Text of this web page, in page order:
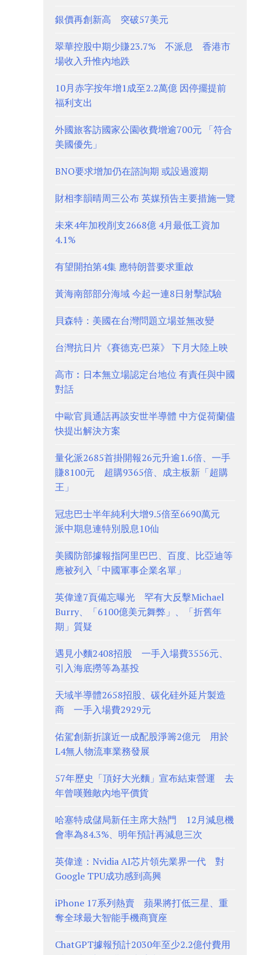
銀價再創新高 突破57美元
翠華控股中期少賺23.7% 不派息 香港市
場收入升惟內地跌
10月赤字按年增1成至2.2萬億 因停擺提前
福利支出
外國旅客訪國家公園收費增逾700元 「符合
美國優先」
BNO要求增加仍在諮詢期 或設過渡期
財相李韻晴周三公布 英媒預告主要措施一覽
未來4年加稅削支2668億 4月最低工資加
4.1%
有望開拍第4集 應特朗普要求重啟
黃海南部部分海域 今起一連8日射擊試驗
貝森特：美國在台灣問題立場並無改變
台灣抗日片《賽德克·巴萊》 下月大陸上映
高市︰日本無立場認定台地位 有責任與中國
對話
中歐官員通話再談安世半導體 中方促荷蘭儘
快提出解決方案
量化派2685首掛開報26元升逾1.6倍、一手
賺8100元 超購9365倍、成主板新「超購
王」
冠忠巴士半年純利大增9.5倍至6690萬元
派中期息連特別股息10仙
美國防部據報指阿里巴巴、百度、比亞迪等
應被列入「中國軍事企業名單」
英偉達7頁備忘曝光 罕有大反擊Michael
Burry、「6100億美元舞弊」、「折舊年
期」質疑
遇見小麵2408招股 一手入場費3556元、
引入海底撈等為基投
天域半導體2658招股、碳化硅外延片製造
商 一手入場費2929元
佑駕創新折讓近一成配股淨籌2億元 用於
L4無人物流車業務發展
57年歷史「頂好大光麵」宣布結束營運 去
年曾嘆難敵內地平價貨
哈塞特成儲局新任主席大熱門 12月減息機
會率為84.3%、明年預計再減息三次
英偉達：Nvidia AI芯片領先業界一代 對
Google TPU成功感到高興
iPhone 17系列熱賣 蘋果將打低三星、重
奪全球最大智能手機商寶座
ChatGPT據報預計2030年至少2.2億付費用